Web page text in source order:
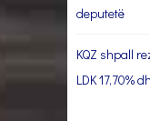
deputetë
KQZ shpall
LDK 17,70%